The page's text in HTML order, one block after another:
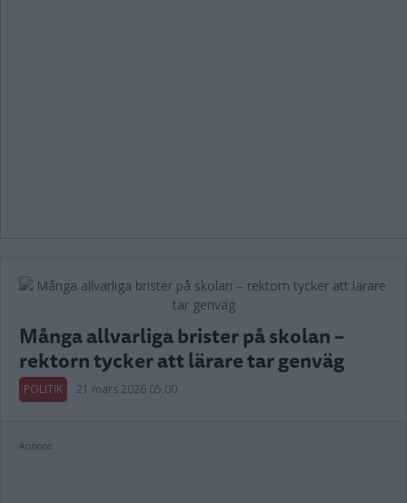
Många allvarliga brister på skolan –
rektorn tycker att lärare tar genväg
POLITIK 21 mars 2026 05.00
Annons: